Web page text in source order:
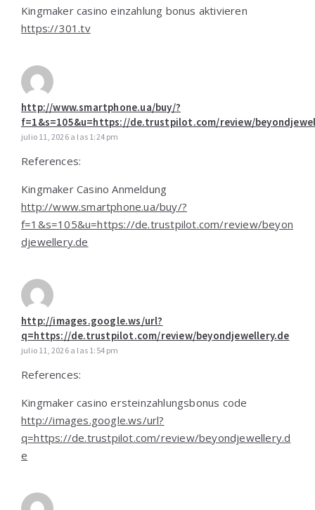
Kingmaker casino einzahlung bonus aktivieren
https://301.tv
http://www.smartphone.ua/buy/?
f=1&s=105&u=https://de.trustpilot.com/review/
julio 11, 2026 a las 1:24 pm
References:
Kingmaker Casino Anmeldung
http://www.smartphone.ua/buy/?
f=1&s=105&u=https://de.trustpilot.com/review/beyon
djewellery.de
http://images.google.ws/url?
q=https://de.trustpilot.com/review/beyondjewellery.de
julio 11, 2026 a las 1:54 pm
References:
Kingmaker casino ersteinzahlungsbonus code
http://images.google.ws/url?
q=https://de.trustpilot.com/review/beyondjewellery.d
e